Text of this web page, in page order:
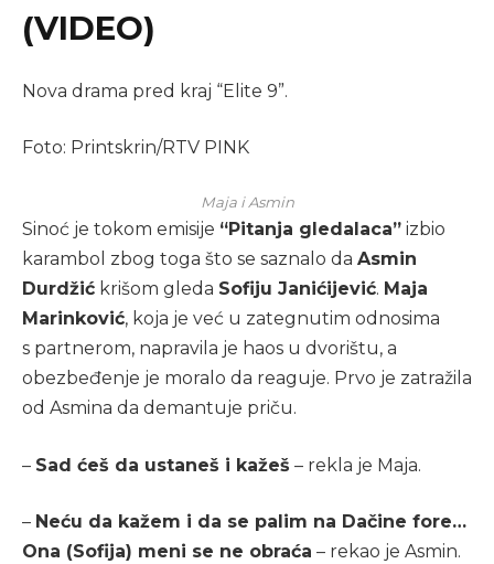
(VIDEO)
Nova drama pred kraj “Elite 9”.
Foto: Printskrin/RTV PINK
Maja i Asmin
Sinoć je tokom emisije “Pitanja gledalaca” izbio
karambol zbog toga što se saznalo da Asmin
Durdžić krišom gleda Sofiju Janićijević. Maja
Marinković, koja je već u zategnutim odnosima
s partnerom, napravila je haos u dvorištu, a
obezbeđenje je moralo da reaguje. Prvo je zatražila
od Asmina da demantuje priču.
– Sad ćeš da ustaneš i kažeš – rekla je Maja.
– Neću da kažem i da se palim na Dačine fore…
Ona (Sofija) meni se ne obraća – rekao je Asmin.